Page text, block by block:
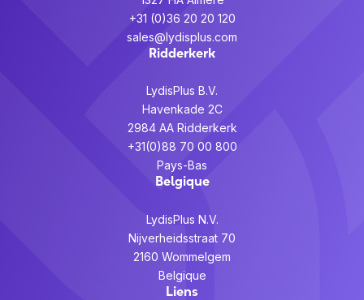
+31 (0)36 20 20 120
sales@lydisplus.com
Ridderkerk
LydisPlus B.V.
Havenkade 2C
2984 AA Ridderkerk
+31(0)88 70 00 800
Pays-Bas
Belgique
LydisPlus N.V.
Nijverheidsstraat 70
2160 Wommelgem
Belgique
Liens